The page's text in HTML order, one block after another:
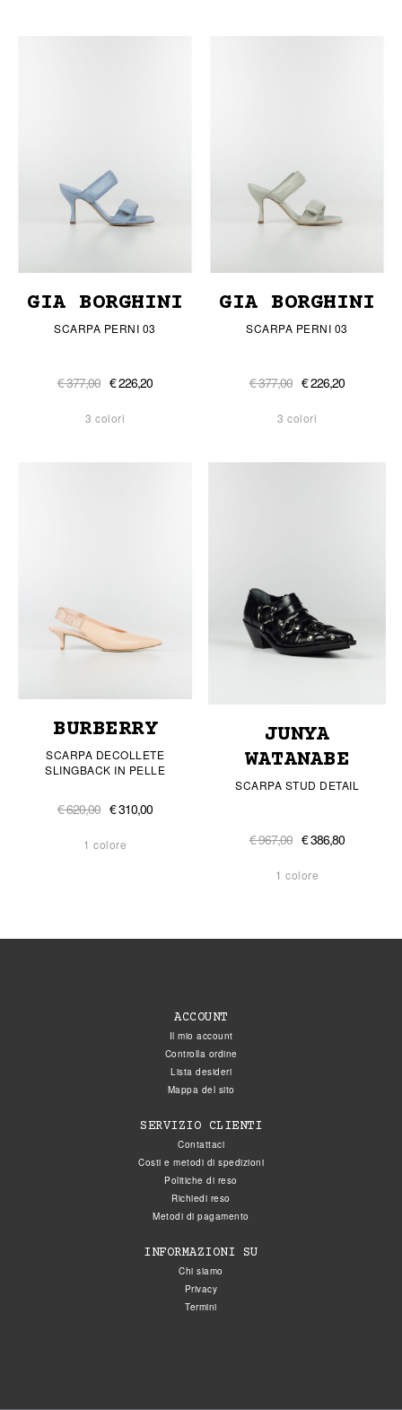
GIA BORGHINI
SCARPA PERNI 03
€ 377,00 € 226,20
3 colori
GIA BORGHINI
SCARPA PERNI 03
€ 377,00 € 226,20
3 colori
BURBERRY
SCARPA DECOLLETE
SLINGBACK IN PELLE
€ 620,00 € 310,00
1 colore
JUNYA
WATANABE
SCARPA STUD DETAIL
€ 967,00 € 386,80
1 colore
ACCOUNT
Il mio account
Controlla ordine
Lista desideri
Mappa del sito
SERVIZIO CLIENTI
Contattaci
Costi e metodi di spedizioni
Politiche di reso
Richiedi reso
Metodi di pagamento
INFORMAZIONI SU
Chi siamo
Privacy
Termini